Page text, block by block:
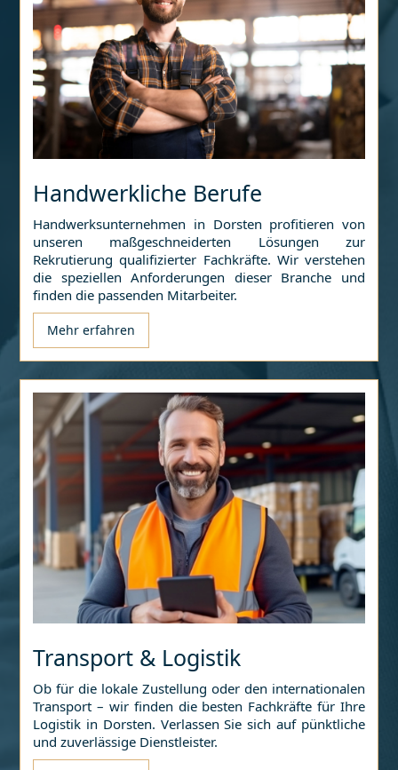
Handwerkliche Berufe
Handwerksunternehmen in Dorsten profitieren von
unseren maßgeschneiderten Lösungen zur
Rekrutierung qualifizierter Fachkräfte. Wir verstehen
die speziellen Anforderungen dieser Branche und
finden die passenden Mitarbeiter.
Mehr erfahren
Transport & Logistik
Ob für die lokale Zustellung oder den internationalen
Transport – wir finden die besten Fachkräfte für Ihre
Logistik in Dorsten. Verlassen Sie sich auf pünktliche
und zuverlässige Dienstleister.